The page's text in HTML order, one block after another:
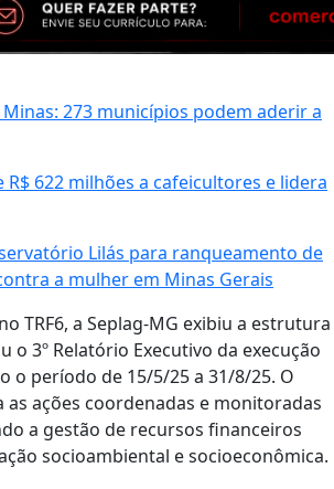
273 municípios podem aderir a
R$ 622 milhões a cafeicultores e lidera
Lilás para ranqueamento de
a mulher em Minas Gerais
TRF6, a Seplag-MG exibiu a estrutura
o 3º Relatório Executivo da execução
o período de 15/5/25 a 31/8/25. O
ações coordenadas e monitoradas
a gestão de recursos financeiros
socioambiental e socioeconômica.